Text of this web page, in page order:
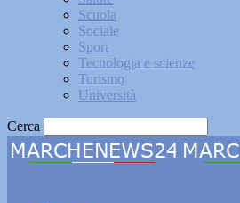
Scuola
Sociale
Sport
Tecnologia e scienze
Turismo
Università
Cerca